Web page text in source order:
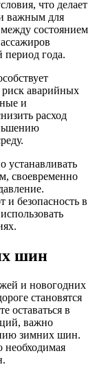
что делает
важным для
между состоянием
период года.
аварийных
и
расход
устанавливать
своевременно
и безопасность в
шин
и новогодних
становятся
оставаться в
важно
зимних шин.